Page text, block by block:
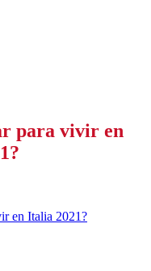
para vivir en
en Italia 2021?